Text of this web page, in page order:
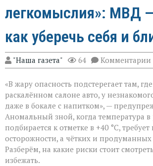
легкомыслия»: МВД
как уберечь себя и
"Наша газета" 64 Комментарии
и
«В жару опасность подстерегает там,
раскалённом салоне авто, у
даже в бокале с напитком», —
Аномальный зной, когда температура
подбирается к отметке в +40 °C,
осторожности, а чётких и продуманных
Разберём, на какие риски стоит
избежать.